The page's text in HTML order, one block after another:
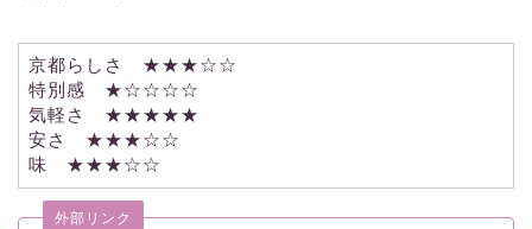
京都らしさ ★★★☆☆
特別感 ★☆☆☆☆
気軽さ ★★★★★
安さ ★★★☆☆
味 ★★★☆☆
外部リンク